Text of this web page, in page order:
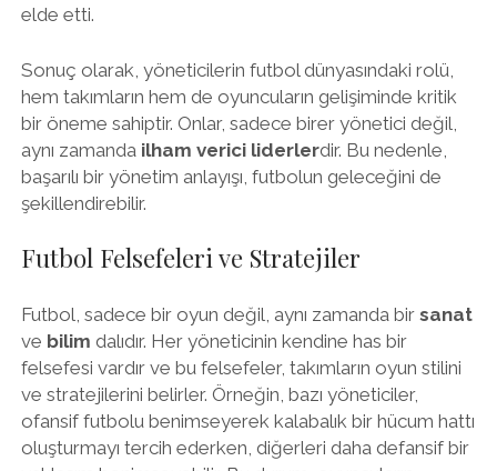
elde etti.
Sonuç olarak, yöneticilerin futbol dünyasındaki rolü,
hem takımların hem de oyuncuların gelişiminde kritik
bir öneme sahiptir. Onlar, sadece birer yönetici değil,
aynı zamanda ilham verici liderlerdir. Bu nedenle,
başarılı bir yönetim anlayışı, futbolun geleceğini de
şekillendirebilir.
Futbol Felsefeleri ve Stratejiler
Futbol, sadece bir oyun değil, aynı zamanda bir sanat
ve bilim dalıdır. Her yöneticinin kendine has bir
felsefesi vardır ve bu felsefeler, takımların oyun stilini
ve stratejilerini belirler. Örneğin, bazı yöneticiler,
ofansif futbolu benimseyerek kalabalık bir hücum hattı
oluşturmayı tercih ederken, diğerleri daha defansif bir